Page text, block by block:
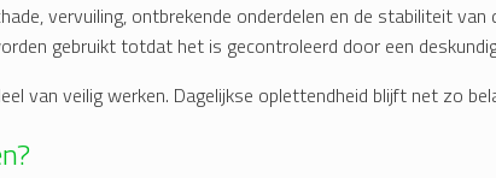
vervuiling, ontbrekende onderdelen en de stabiliteit van
gebruikt totdat het is gecontroleerd door een
van veilig werken. Dagelijkse oplettendheid blijft net zo